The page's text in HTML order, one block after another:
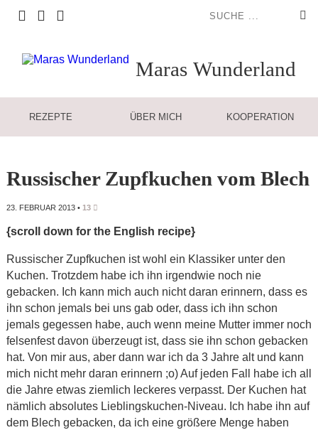
Maras Wunderland
REZEPTE ÜBER MICH KOOPERATION
Russischer Zupfkuchen vom Blech
23. FEBRUAR 2013• 13
{scroll down for the English recipe}
Russischer Zupfkuchen ist wohl ein Klassiker unter den
Kuchen. Trotzdem habe ich ihn irgendwie noch nie
gebacken. Ich kann mich auch nicht daran erinnern, dass es
ihn schon jemals bei uns gab oder, dass ich ihn schon
jemals gegessen habe, auch wenn meine Mutter immer noch
felsenfest davon überzeugt ist, dass sie ihn schon gebacken
hat. Von mir aus, aber dann war ich da 3 Jahre alt und kann
mich nicht mehr daran erinnern ;o) Auf jeden Fall habe ich all
die Jahre etwas ziemlich leckeres verpasst. Der Kuchen hat
nämlich absolutes Lieblingskuchen-Niveau. Ich habe ihn auf
dem Blech gebacken, da ich eine größere Menge haben